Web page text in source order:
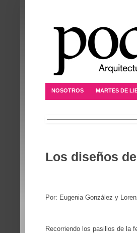
NOSOTROS MARTES DE
Los diseños
Por: Eugenia González y
Recorriendo los pasillos de la